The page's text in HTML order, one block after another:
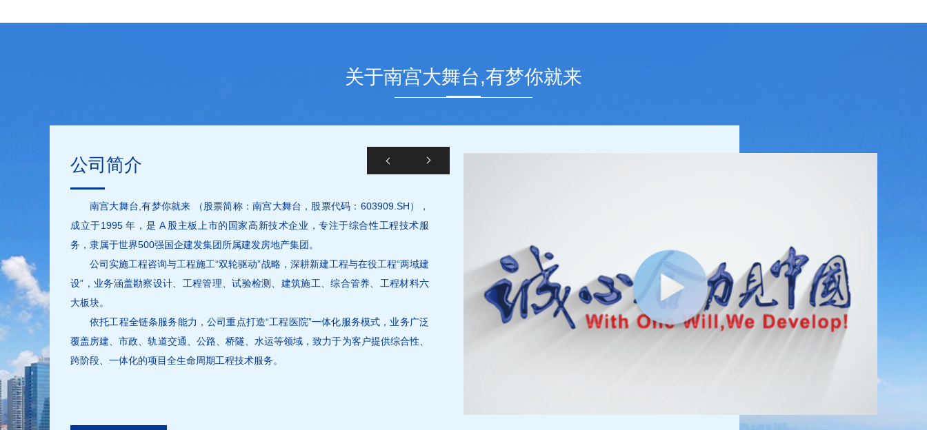
关于南宫大舞台,有梦你就来
公司简介
南宫大舞台,有梦你就来 （股票简称：南宫大舞台，股票代码：603909.SH），
成立于1995 年，是 A 股主板上市的国家高新技术企业，专注于综合性工程技术服
务，隶属于世界500强国企建发集团所属建发房地产集团。
公司实施工程咨询与工程施工“双轮驱动”战略，深耕新建工程与在役工程“两域建
设”，业务涵盖勘察设计、工程管理、试验检测、建筑施工、综合管养、工程材料六
大板块。
依托工程全链条服务能力，公司重点打造“工程医院”一体化服务模式，业务广泛
覆盖房建、市政、轨道交通、公路、桥隧、水运等领域，致力于为客户提供综合性、
跨阶段、一体化的项目全生命周期工程技术服务。